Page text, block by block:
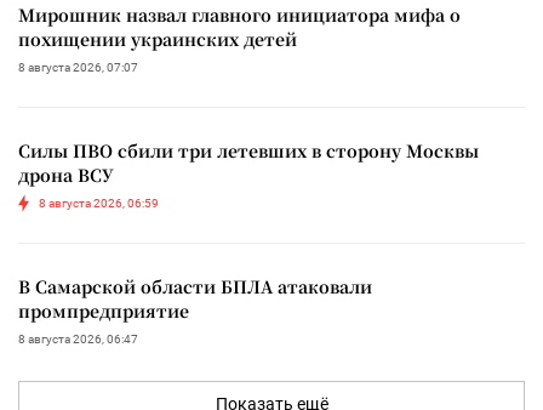
Мирошник назвал главного инициатора мифа о
похищении украинских детей
8 августа 2026, 07:07
Силы ПВО сбили три летевших в сторону Москвы
дрона ВСУ
8 августа 2026, 06:59
В Самарской области БПЛА атаковали
промпредприятие
8 августа 2026, 06:47
Показать ещё